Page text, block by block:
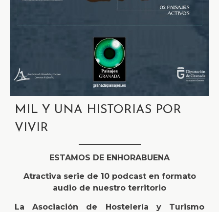
MIL Y UNA HISTORIAS POR
VIVIR
ESTAMOS DE ENHORABUENA
Atractiva serie de 10 podcast en formato
audio de nuestro territorio
La Asociación de Hostelería y Turismo